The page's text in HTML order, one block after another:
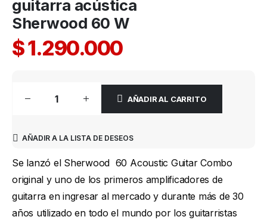
guitarra acústica
Sherwood 60 W
$1.290.000
AÑADIR AL CARRITO
AÑADIR A LA LISTA DE DESEOS
Se lanzó el Sherwood 60 Acoustic Guitar Combo
original y uno de los primeros amplificadores de
guitarra en ingresar al mercado y durante más de 30
años utilizado en todo el mundo por los guitarristas